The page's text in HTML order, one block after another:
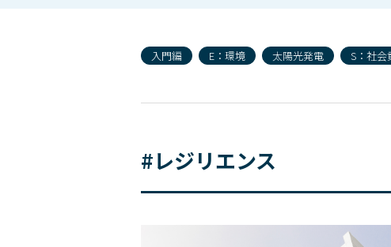
入門編 E：環境 太陽光発電 S：社会
#レジリエンス